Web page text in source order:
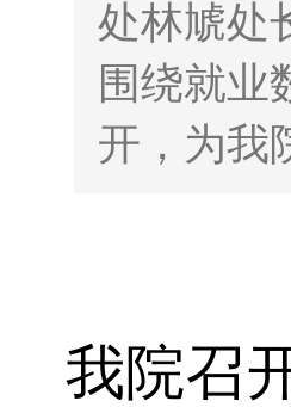
处林虓处
围绕就业
开，为我
我院召